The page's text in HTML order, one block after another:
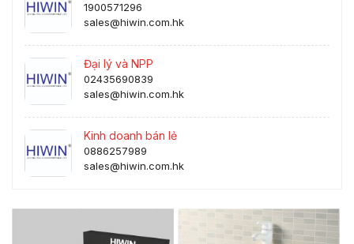
1900571296
sales@hiwin.com.hk
Đại lý và NPP
02435690839
sales@hiwin.com.hk
Kinh doanh bán lẻ
0886257989
sales@hiwin.com.hk